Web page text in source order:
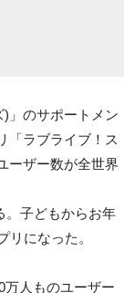
」のサポートメン
「ラブライブ！ス
ーザー数が全世界
。子どもからお年
になった。
万人ものユーザー